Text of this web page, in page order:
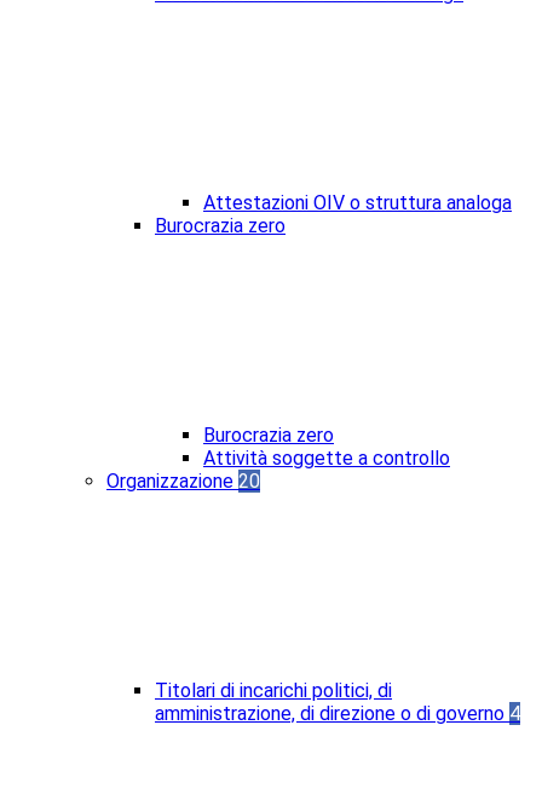
Attestazioni OIV o struttura analoga
Burocrazia zero
Burocrazia zero
Attività soggette a controllo
Organizzazione 20
Titolari di incarichi politici, di
amministrazione, di direzione o di governo 4